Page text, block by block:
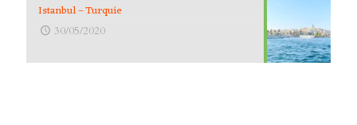
Istanbul – Turquie
30/05/2020